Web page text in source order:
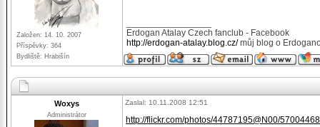
Založen: 14. 10. 2007
Příspěvky: 364
Bydliště: Hrabišín
Erdogan Atalay Czech fanclub - Facebook
http://erdogan-atalay.blog.cz/můj blog o
Woxys
Administrátor
Zaslal: 10.11.2008 12:51
http://flickr.com/photos/44787195@N00/